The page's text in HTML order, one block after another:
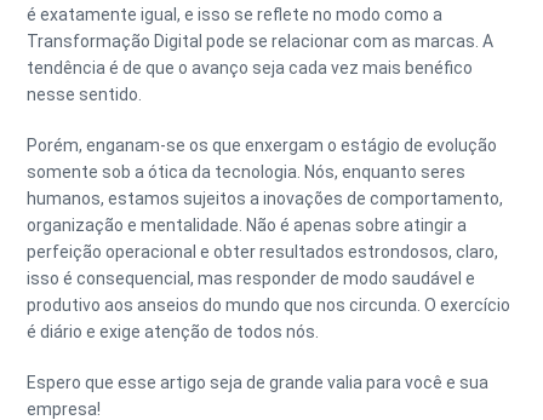
é exatamente igual, e isso se reflete no modo como a
Transformação Digital pode se relacionar com as marcas. A
tendência é de que o avanço seja cada vez mais benéfico
nesse sentido.
Porém, enganam-se os que enxergam o estágio de evolução
somente sob a ótica da tecnologia. Nós, enquanto seres
humanos, estamos sujeitos a inovações de comportamento,
organização e mentalidade. Não é apenas sobre atingir a
perfeição operacional e obter resultados estrondosos, claro,
isso é consequencial, mas responder de modo saudável e
produtivo aos anseios do mundo que nos circunda. O exercício
é diário e exige atenção de todos nós.
Espero que esse artigo seja de grande valia para você e sua
empresa!